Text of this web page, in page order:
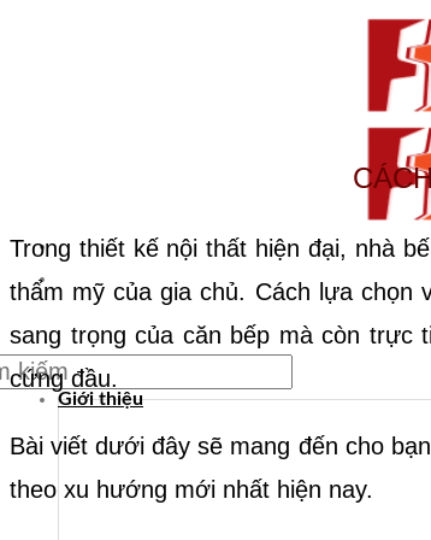
From Surfaces to Spaces
Giới thiệu
Trong thiết kế nội thất hiện đại, nhà
thẩm mỹ của gia chủ. Cách lựa chọn
sang trọng của căn bếp mà còn trực
cứng đầu.
Bài viết dưới đây sẽ mang đến cho
theo xu hướng mới nhất hiện nay.